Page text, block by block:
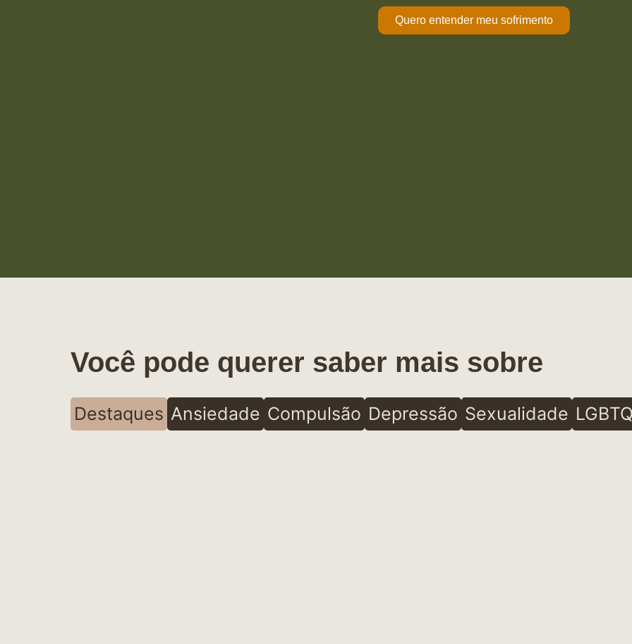
Quero entender meu sofrimento
Você pode querer saber mais sobre
Destaques Ansiedade Compulsão Depressão Sexualidade